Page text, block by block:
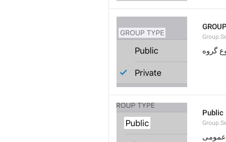
گروه
Public
عمومی